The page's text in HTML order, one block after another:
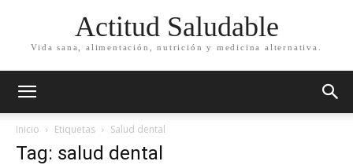
Actitud Saludable
Vida sana, alimentación, nutrición y medicina alternativa.
Inicio Etiquetas Salud dental
Tag: salud dental